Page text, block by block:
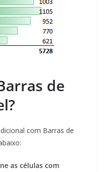
de
com Barras de
as células com